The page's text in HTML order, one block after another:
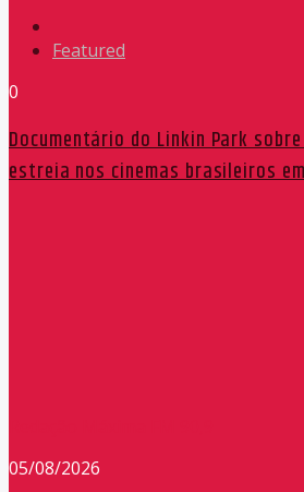
Featured
0
Documentário do Linkin Park
estreia nos cinemas brasileiros
05/08/2026